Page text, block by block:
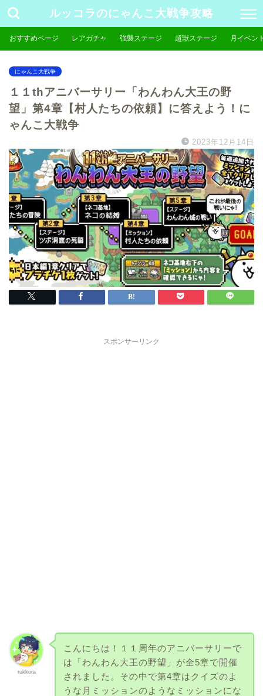
ルッコラのにゃんこ大戦争攻略
おすすめページ レアガチャ 強襲ステージ 超獣ステージ 月イベン
にゃんこ大戦争
１１thアニバーサリー「わんわん大王の野
望」第4章【村人たちの依頼】に答えよう！に
ゃんこ大戦争
2023年12月14日
スポンサーリンク
rukkora
こんにちは！１１周年のアニバーサリーで
は「わんわん大王の野望」が全5章で開催
されました。その中で第4章はクイズのよ
うな月ミッションのようなミッションにな